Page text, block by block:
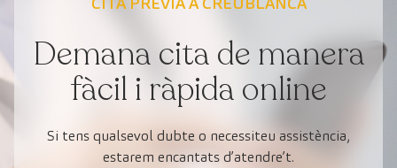
Demana cita de manera
fàcil i ràpida online
Si tens qualsevol dubte o necessiteu assistència,
estarem encantats d’atendre’t.